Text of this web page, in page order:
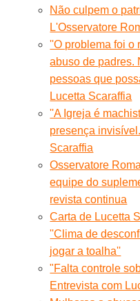
Não culpem o
L'Osservatore
''O problema foi o
abuso de padres.
pessoas que
Lucetta Scaraffia
''A Igreja é
presença
Scaraffia
Osservatore
equipe do
revista continua
Carta de Lucetta
''Clima de
jogar a toalha''
"Falta controle
Entrevista com